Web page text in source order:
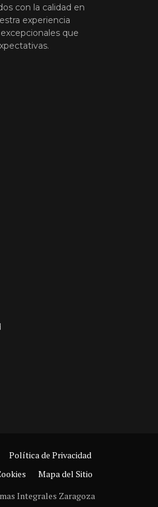
con la calidad en
experiencia
que
Política de Privacidad
Mapa del Sitio
Integrales Zaragoza